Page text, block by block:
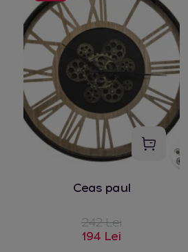
Ceas paul
242 Lei
194 Lei